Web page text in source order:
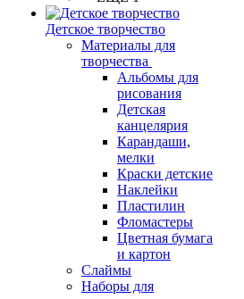
Детское творчество
Материалы для
творчества
Альбомы для
рисования
Детская
канцелярия
Карандаши,
мелки
Краски детские
Наклейки
Пластилин
Фломастеры
Цветная бумага
и картон
Слаймы
Наборы для